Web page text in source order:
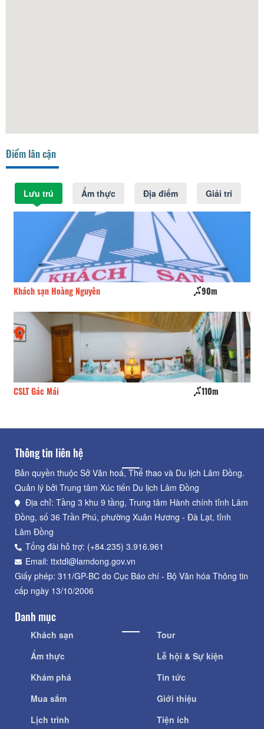
Điểm lân cận
Lưu trú Ẩm thực Địa điểm Giải trí
Khách sạn Hoàng Nguyên 90m
CSLT Gác Mái 110m
Thông tin liên hệ
Bản quyền thuộc Sở Văn hoá, Thể thao và Du lịch Lâm Đồng.
Quản lý bởi Trung tâm Xúc tiến Du lịch Lâm Đồng
Địa chỉ: Tầng 3 khu 9 tầng, Trung tâm Hành chính tỉnh Lâm
Đồng, số 36 Trần Phú, phường Xuân Hương - Đà Lạt, tỉnh
Lâm Đồng
Tổng đài hỗ trợ: (+84.235) 3.916.961
Email: ttxtdl@lamdong.gov.vn
Giấy phép: 311/GP-BC do Cục Báo chí - Bộ Văn hóa Thông tin
cấp ngày 13/10/2006
Danh mục
Khách sạn
Ẩm thực
Khám phá
Mua sắm
Lịch trình
Tour
Lễ hội & Sự kiện
Tin tức
Giới thiệu
Tiện ích